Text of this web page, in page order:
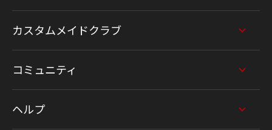
カスタムメイドクラブ
コミュニティ
ヘルプ